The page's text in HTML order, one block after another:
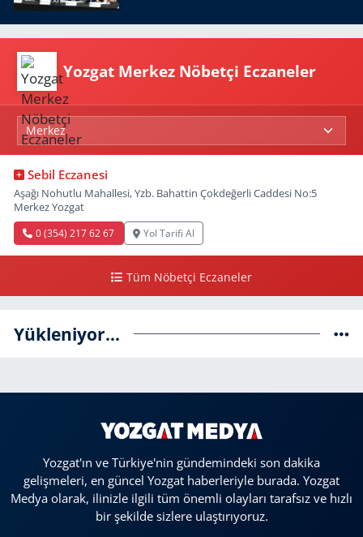
Yozgat Merkez Nöbetçi Eczaneler
Sebil Eczanesi
Aşağı Nohutlu Mahallesi, Yzb. Bahattin Çokdeğerli Caddesi No:5
Merkez Yozgat
0 (354) 217 62 67 Yol Tarifi Al
Tüm Nöbetçi Eczaneler
Yükleniyor...
Yozgat'ın ve Türkiye'nin gündemindeki son dakika
gelişmeleri, en güncel Yozgat haberleriyle burada. Yozgat
Medya olarak, ilinizle ilgili tüm önemli olayları tarafsız ve hızlı
bir şekilde sizlere ulaştırıyoruz.